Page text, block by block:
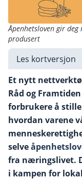
Åpenhetsloven gir
produsert
Les kortversjon
Et nytt
Råd og
forbrukere å
hvordan varene
selve
fra næringslivet.
i kampen for